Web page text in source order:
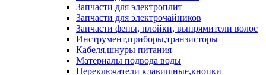
Запчасти для электроплит
Запчасти для электрочайников
Запчасти фены, плойки, выпрямители волос
Инструмент,приборы,транзисторы
Кабеля,шнуры питания
Материалы подвода воды
Переключатели клавишные,кнопки